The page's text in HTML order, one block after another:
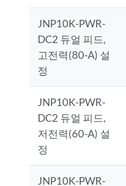
JNP10K-PWR-
DC2 듀얼 피드,
고전력(80-A) 설
정
JNP10K-PWR-
DC2 듀얼 피드,
저전력(60-A) 설
정
JNP10K-PWR-